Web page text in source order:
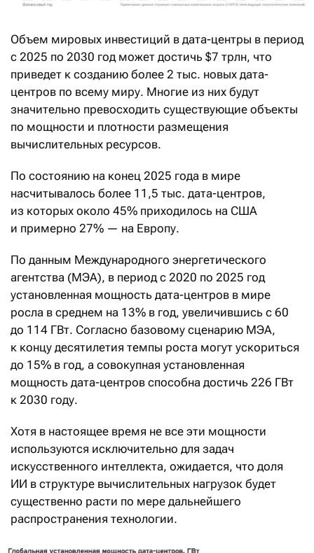
Объем мировых инвестиций в дата-центры в период
с 2025 по 2030 год может достичь $7 трлн, что
приведет к созданию более 2 тыс. новых дата-
центров по всему миру. Многие из них будут
значительно превосходить существующие объекты
по мощности и плотности размещения
вычислительных ресурсов.
По состоянию на конец 2025 года в мире
насчитывалось более 11,5 тыс. дата-центров,
из которых около 45% приходилось на США
и примерно 27% — на Европу.
По данным Международного энергетического
агентства (МЭА), в период с 2020 по 2025 год
установленная мощность дата-центров в мире
росла в среднем на 13% в год, увеличившись с 60
до 114 ГВт. Согласно базовому сценарию МЭА,
к концу десятилетия темпы роста могут ускориться
до 15% в год, а совокупная установленная
мощность дата-центров способна достичь 226 ГВт
к 2030 году.
Хотя в настоящее время не все эти мощности
используются исключительно для задач
искусственного интеллекта, ожидается, что доля
ИИ в структуре вычислительных нагрузок будет
существенно расти по мере дальнейшего
распространения технологии.